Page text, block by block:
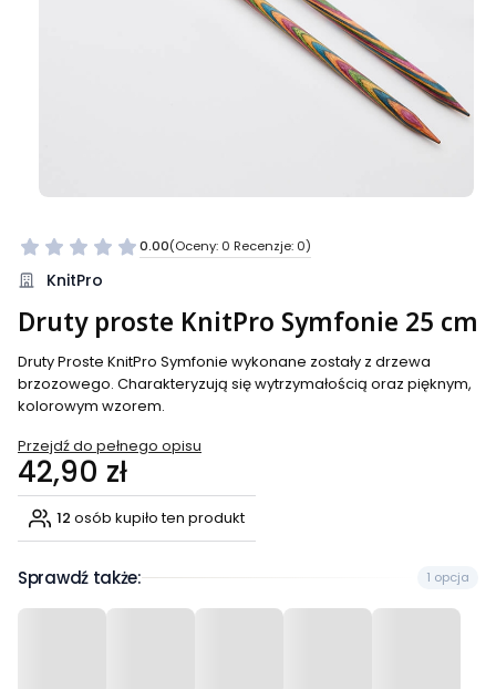
0.00(Oceny: 0 Recenzje: 0)
Przejdź do sekcji Opinie
KnitPro
Druty proste KnitPro Symfonie 25 cm
Druty Proste KnitPro Symfonie wykonane zostały z drzewa
brzozowego. Charakteryzują się wytrzymałością oraz pięknym,
kolorowym wzorem.
Przejdź do pełnego opisu
Cena
42,90 zł
12 osób kupiło ten produkt
Sprawdź także: 1 opcja